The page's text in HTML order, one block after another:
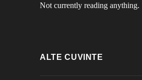
Not currently reading anything.
ALTE CUVINTE